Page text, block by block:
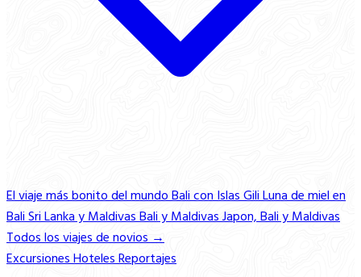
El viaje más bonito del mundoBali con Islas GiliLuna de miel en
BaliSri Lanka y MaldivasBali y MaldivasJapon, Bali y Maldivas
Todos los viajes de novios →
ExcursionesHotelesReportajes